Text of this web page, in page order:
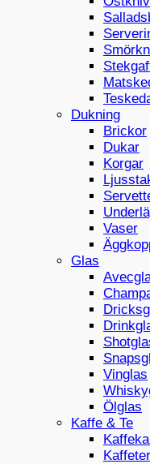
Dukning
Brickor
Dukar
Korgar
Vaser
Glas
Vinglas
Ölglas
Kaffe & Te